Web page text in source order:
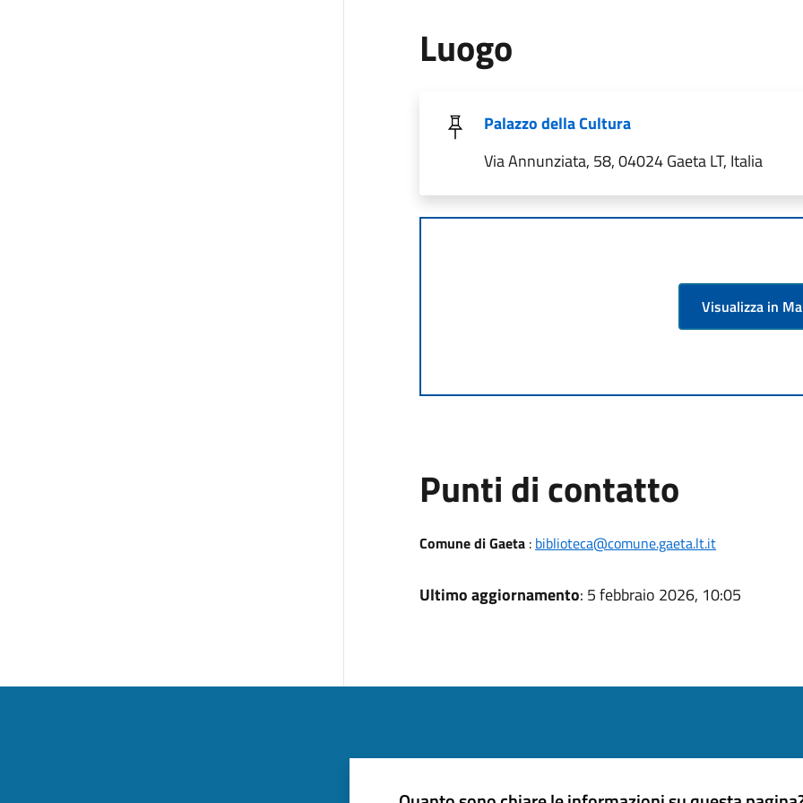
Luogo
Palazzo della Cultura
Via Annunziata, 58, 04024 Gaeta LT, Italia
Visualizza in
Punti di contatto
Comune di Gaeta: biblioteca@comune.gaeta.lt.it
Ultimo aggiornamento: 5 febbraio 2026, 10:05